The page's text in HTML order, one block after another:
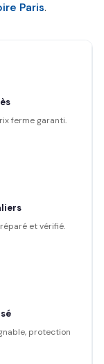
Paris.
ferme garanti.
et vérifié.
protection